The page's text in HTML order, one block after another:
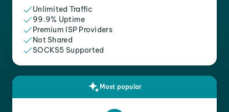
Unlimited Traffic
99.9% Uptime
Premium ISP Providers
Not Shared
SOCKS5 Supported
Most popular